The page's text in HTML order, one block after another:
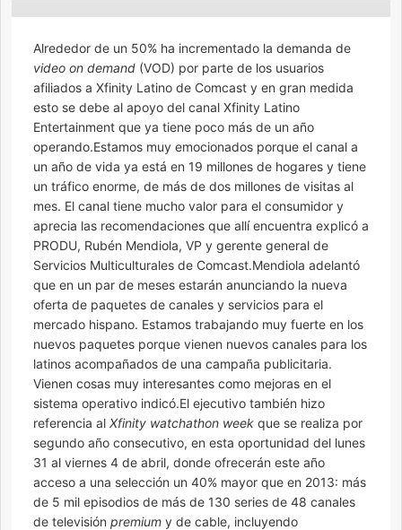
Alrededor de un 50% ha incrementado la demanda de
video on demand (VOD) por parte de los usuarios
afiliados a Xfinity Latino de Comcast y en gran medida
esto se debe al apoyo del canal Xfinity Latino
Entertainment que ya tiene poco más de un año
operando.Estamos muy emocionados porque el canal a
un año de vida ya está en 19 millones de hogares y tiene
un tráfico enorme, de más de dos millones de visitas al
mes. El canal tiene mucho valor para el consumidor y
aprecia las recomendaciones que allí encuentra explicó a
PRODU, Rubén Mendiola, VP y gerente general de
Servicios Multiculturales de Comcast.Mendiola adelantó
que en un par de meses estarán anunciando la nueva
oferta de paquetes de canales y servicios para el
mercado hispano. Estamos trabajando muy fuerte en los
nuevos paquetes porque vienen nuevos canales para los
latinos acompañados de una campaña publicitaria.
Vienen cosas muy interesantes como mejoras en el
sistema operativo indicó.El ejecutivo también hizo
referencia al Xfinity watchathon week que se realiza por
segundo año consecutivo, en esta oportunidad del lunes
31 al viernes 4 de abril, donde ofrecerán este año
acceso a una selección un 40% mayor que en 2013: más
de 5 mil episodios de más de 130 series de 48 canales
de televisión premium y de cable, incluyendo